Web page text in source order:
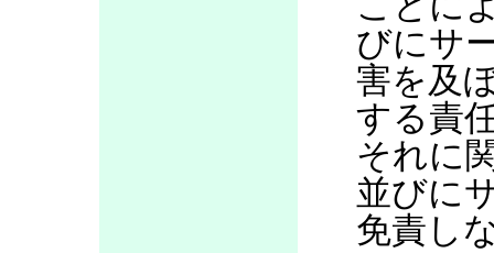
びにサ
害を及
する責
それに
並びに
免責し